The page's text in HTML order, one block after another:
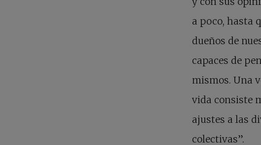
a poco, hasta
dueños de
capaces de
mismos. Una
vida consiste
ajustes a las
colectivas”.